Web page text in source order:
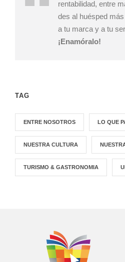
rentabilidad, entre
des al huésped
a tu marca y a tu
¡Enamóralo!
TAG
ENTRE NOSOTROS LO QUE
NUESTRA CULTURA
TURISMO & GASTRONOMIA